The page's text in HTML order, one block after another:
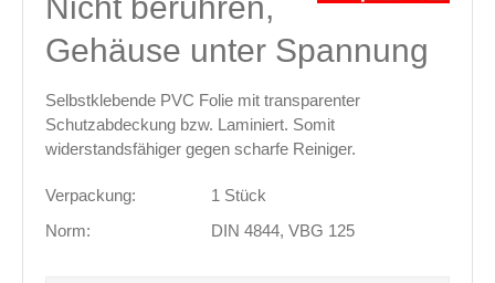
Gehäuse unter Spannung
Selbstklebende PVC Folie mit transparenter
Schutzabdeckung bzw. Laminiert. Somit
widerstandsfähiger gegen scharfe Reiniger.
Verpackung:
1 Stück
Norm:
DIN 4844, VBG 125